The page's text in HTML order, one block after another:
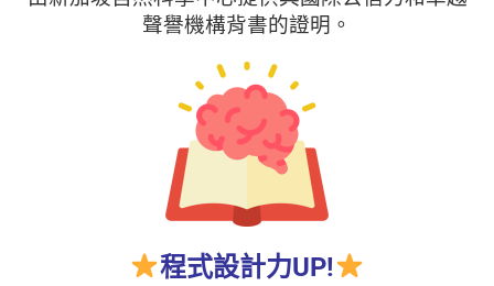
聲譽機構背書的證明。
程式設計力UP!